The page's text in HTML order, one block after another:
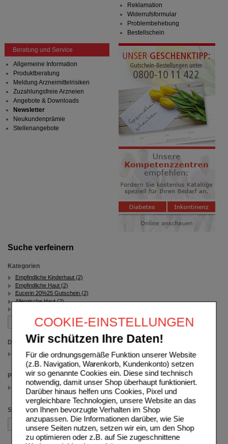
COOKIE-EINSTELLUNGEN
Wir schützen Ihre Daten!
Für die ordnungsgemäße Funktion unserer Website
(z.B. Navigation, Warenkorb, Kundenkonto) setzen
wir so genannte Cookies ein. Diese sind technisch
notwendig, damit unser Shop überhaupt funktioniert.
Darüber hinaus helfen uns Cookies, Pixel und
vergleichbare Technologien, unsere Website an das
von Ihnen bevorzugte Verhalten im Shop
anzupassen. Die Informationen darüber, wie Sie
unsere Seiten nutzen, setzen wir ein, um den Shop
zu optimieren oder z.B. auf Sie zugeschnittene
Suche verfeinern
Kategorien
Empfindliche Kinderhaut (2)
Empfindliche Haut (2)
Eucerin 20%25 Gutschein (2)
Allergische Haut (2)
Darreichungsform
Duschgel
(auswahl entfernen)
Packungsgröße
200 ml
(auswahl entfernen)
Sortieren nach
Reklamation
Widerrufsformular
Problembehebung
Bestellschein
Beratung und Service
Allgemeine Information
Produktberatung
Meldung Arzneimittelrisiken
Zuzahlungsfreie Arzneien
Angebote & Downloads
Newsletter
Neukundenprämie
Stellenangebote